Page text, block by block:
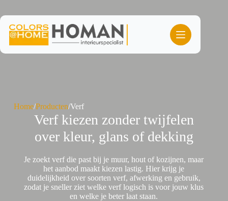
de
inhoud
Home/Producten/Verf
Verf kiezen zonder twijfelen
over kleur, glans of dekking
Je zoekt verf die past bij je muur, hout of kozijnen, maar
het aanbod maakt kiezen lastig. Hier krijg je
duidelijkheid over soorten verf, afwerking en gebruik,
zodat je sneller ziet welke verf logisch is voor jouw klus
en welke je beter laat staan.